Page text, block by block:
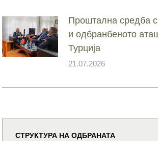
Проштална средба
и одбранбеното
Турција
21.07.2026
СТРУКТУРА НА ОДБРАНАТА